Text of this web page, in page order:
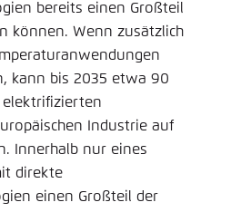
bereits einen Großteil
können. Wenn zusätzlich
kann bis 2035 etwa 90
elektrifizierten
Industrie auf
Innerhalb nur eines
direkte
einen Großteil der